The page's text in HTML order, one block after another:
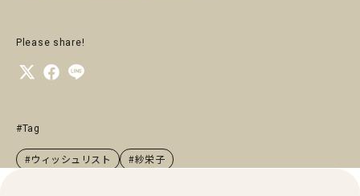
Please share!
#Tag
#ウィッシュリスト #紗栄子